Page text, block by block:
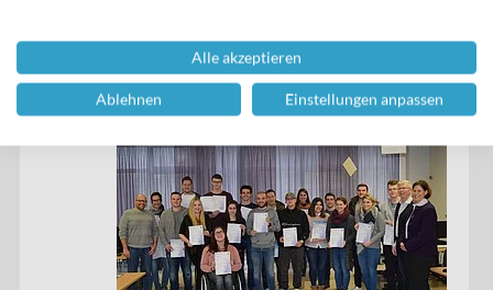
KMK-Prüfungen an den BSG Bad Nauheim
Alle akzeptieren
Ablehnen Einstellungen anpassen